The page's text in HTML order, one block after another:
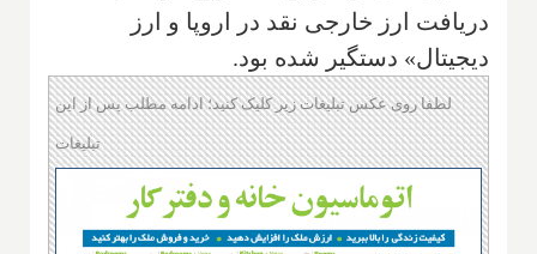
دریافت ارز خارجی نقد در اروپا و ارز
دیجیتال» دستگیر شده بود.
لطفا روی عکس تبلیغات زیر کلیک کنید؛ ادامه مطلب پس از این
تبلیغات